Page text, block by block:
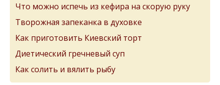
Что можно испечь из кефира на скорую руку
Творожная запеканка в духовке
Как приготовить Киевский торт
Диетический гречневый суп
Как солить и вялить рыбу